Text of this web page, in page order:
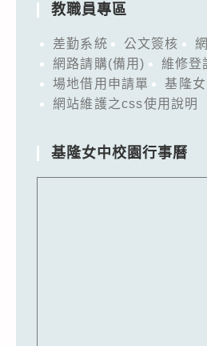
教職員專區
差勤系統 公文簽核
網路請購(備用)
維修登
場地借用申請單
基隆
網站維護之css使用說明
基隆女中校園行事曆